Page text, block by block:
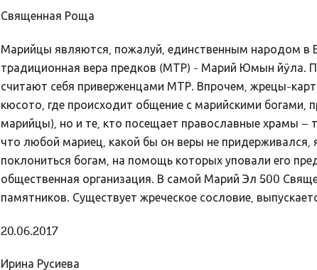
Священная Роща
Марийцы являются, пожалуй, единственным народом в
традиционная вера предков (МТР) - Марий Юмын йÿла.
считают себя приверженцами МТР. Впрочем, жрецы-
кюсото, где происходит общение с марийскими богами,
марийцы), но и те, кто посещает православные храмы –
что любой мариец, какой бы он веры не придерживался,
поклониться богам, на помощь которых уповали его
общественная организация. В самой Марий Эл 500
памятников. Существует жреческое сословие,
20.06.2017
Ирина Русиева